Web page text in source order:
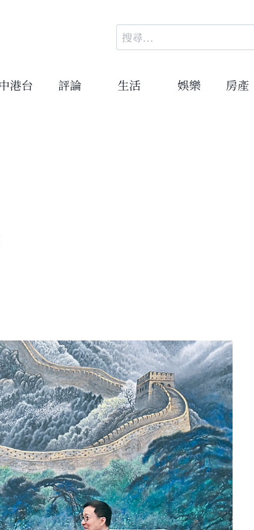
搜
尋
鍵
中港台 評論 生活 娛樂 房產